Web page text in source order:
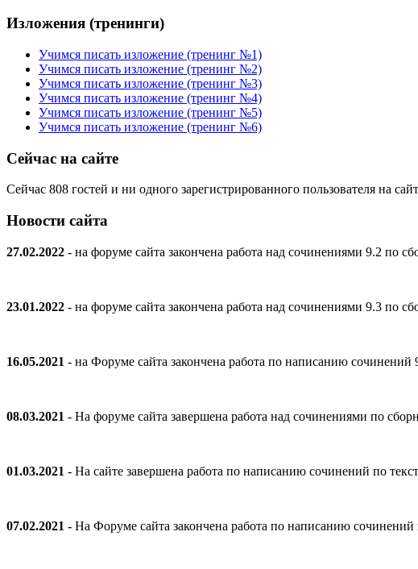
Изложения (тренинги)
Учимся писать изложение (тренинг №1)
Учимся писать изложение (тренинг №2)
Учимся писать изложение (тренинг №3)
Учимся писать изложение (тренинг №4)
Учимся писать изложение (тренинг №5)
Учимся писать изложение (тренинг №6)
Сейчас на сайте
Сейчас 808 гостей и ни одного зарегистрированного пользователя на
Новости сайта
27.02.2022 - на форуме сайта закончена работа над сочинениями 9.2 по
23.01.2022 - на форуме сайта закончена работа над сочинениями 9.3 по
16.05.2021 - на Форуме сайта закончена работа по написанию
08.03.2021 - На форуме сайта завершена работа над сочинениями по
01.03.2021 - На сайте завершена работа по написанию сочинений по
07.02.2021 - На Форуме сайта закончена работа по написанию